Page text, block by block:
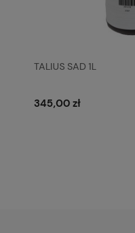
TALIUS SAD 1L
345,00 zł